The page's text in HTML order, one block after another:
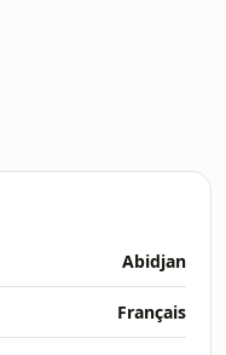
Abidjan
Français